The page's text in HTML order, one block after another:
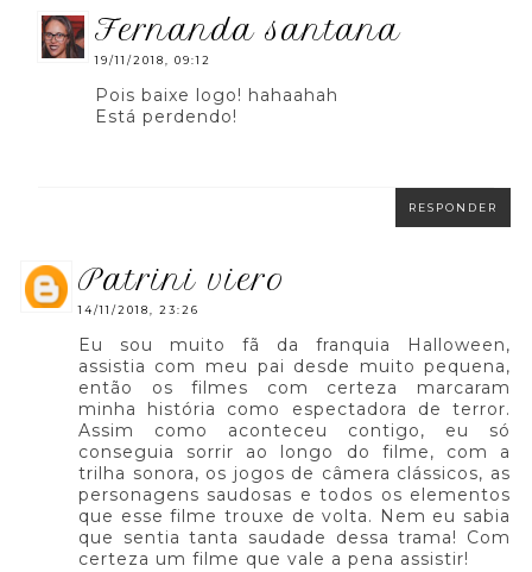
fernanda santana
19/11/2018, 09:12
Pois baixe logo! hahaahah
Está perdendo!
RESPONDER
patrini viero
14/11/2018, 23:26
Eu sou muito fã da franquia Halloween,
assistia com meu pai desde muito pequena,
então os filmes com certeza marcaram
minha história como espectadora de terror.
Assim como aconteceu contigo, eu só
conseguia sorrir ao longo do filme, com a
trilha sonora, os jogos de câmera clássicos, as
personagens saudosas e todos os elementos
que esse filme trouxe de volta. Nem eu sabia
que sentia tanta saudade dessa trama! Com
certeza um filme que vale a pena assistir!